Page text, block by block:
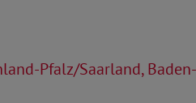
Pfalz/Saarland, Baden-